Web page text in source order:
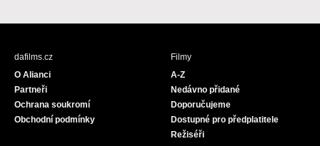
c
s
u
dafilms.cz
O Alianci
Partneři
Ochrana soukromí
Obchodní podmínky
Filmy
A-Z
Nedávno přidané
Doporučujeme
Dostupné pro předplatitele
Režiséři